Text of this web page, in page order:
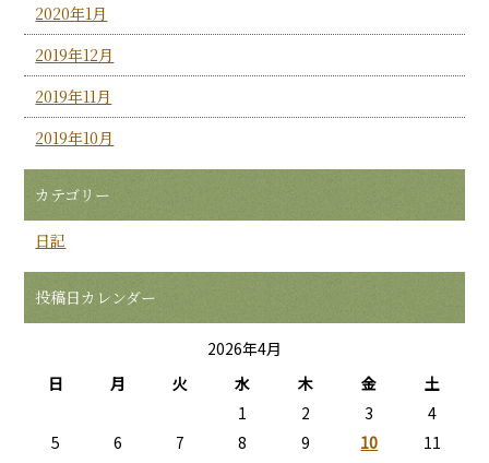
2020年1月
2019年12月
2019年11月
2019年10月
カテゴリー
日記
投稿日カレンダー
2026年4月
日
月 火 水 木 金
土
1
2 3
4
5
6 7 8 9 10
11